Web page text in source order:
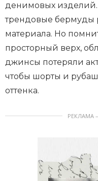
денимовых
трендовые бермуды
материала. Но
просторный верх,
джинсы потеряли
чтобы шорты и
оттенка.
РЕКЛАМА